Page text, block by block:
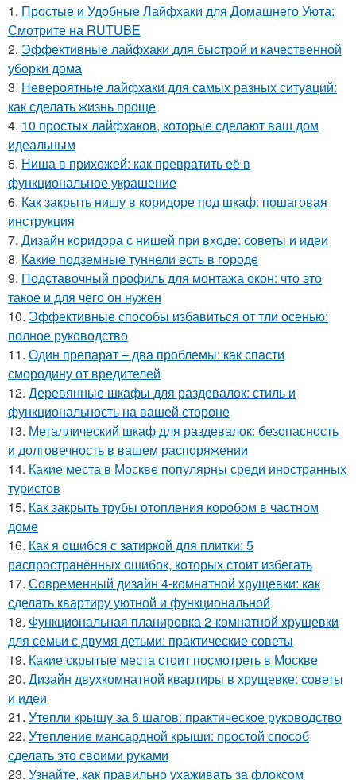
1. Простые и Удобные Лайфхаки для Домашнего Уюта:
Смотрите на RUTUBE
2. Эффективные лайфхаки для быстрой и качественной
уборки дома
3. Невероятные лайфхаки для самых разных ситуаций:
как сделать жизнь проще
4. 10 простых лайфхаков, которые сделают ваш дом
идеальным
5. Ниша в прихожей: как превратить её в
функциональное украшение
6. Как закрыть нишу в коридоре под шкаф: пошаговая
инструкция
7. Дизайн коридора с нишей при входе: советы и идеи
8. Какие подземные туннели есть в городе
9. Подставочный профиль для монтажа окон: что это
такое и для чего он нужен
10. Эффективные способы избавиться от тли осенью:
полное руководство
11. Один препарат – два проблемы: как спасти
смородину от вредителей
12. Деревянные шкафы для раздевалок: стиль и
функциональность на вашей стороне
13. Металлический шкаф для раздевалок: безопасность
и долговечность в вашем распоряжении
14. Какие места в Москве популярны среди иностранных
туристов
15. Как закрыть трубы отопления коробом в частном
доме
16. Как я ошибся с затиркой для плитки: 5
распространённых ошибок, которых стоит избегать
17. Современный дизайн 4-комнатной хрущевки: как
сделать квартиру уютной и функциональной
18. Функциональная планировка 2-комнатной хрущевки
для семьи с двумя детьми: практические советы
19. Какие скрытые места стоит посмотреть в Москве
20. Дизайн двухкомнатной квартиры в хрущевке: советы
и идеи
21. Утепли крышу за 6 шагов: практическое руководство
22. Утепление мансардной крыши: простой способ
сделать это своими руками
23. Узнайте, как правильно ухаживать за флоксом